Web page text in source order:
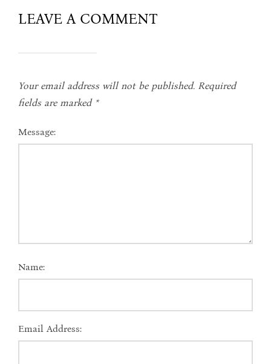
LEAVE A COMMENT
Your email address will not be published. Required
fields are marked *
Message:
Name:
Email Address: